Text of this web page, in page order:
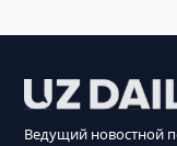
Ведущий новостной